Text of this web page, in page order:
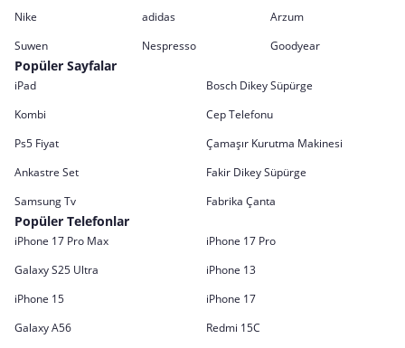
Nike adidas
Arzum
Suwen
Nespresso Goodyear
Popüler Sayfalar
iPad
Bosch Dikey Süpürge
Kombi
Cep Telefonu
Ps5 Fiyat
Çamaşır Kurutma Makinesi
Ankastre Set
Fakir Dikey Süpürge
Samsung Tv
Fabrika Çanta
Popüler Telefonlar
iPhone 17 Pro Max
iPhone 17 Pro
Galaxy S25 Ultra
iPhone 13
iPhone 15
iPhone 17
Galaxy A56
Redmi 15C